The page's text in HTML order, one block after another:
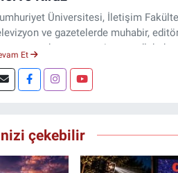
Üniversitesi, İletişim
ve gazetelerde muhabir,
www.dogugazetesi.com adlı
Et
çekebilir